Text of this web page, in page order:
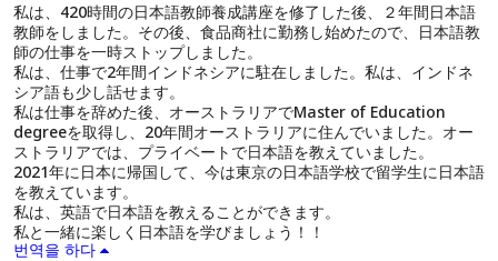
私は、420時間の日本語教師養成講座を修了した後、２年間日本語
教師をしました。その後、食品商社に勤務し始めたので、日本語教
師の仕事を一時ストップしました。
私は、仕事で2年間インドネシアに駐在しました。私は、インドネ
シア語も少し話せます。
私は仕事を辞めた後、オーストラリアでMaster of Education
degreeを取得し、20年間オーストラリアに住んでいました。オー
ストラリアでは、プライベートで日本語を教えていました。
2021年に日本に帰国して、今は東京の日本語学校で留学生に日本語
を教えています。
私は、英語で日本語を教えることができます。
私と一緒に楽しく日本語を学びましょう！！
번역을 하다